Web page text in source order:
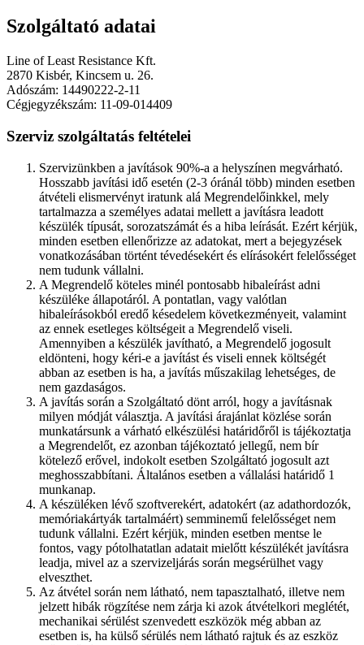
Szolgáltató adatai
Line of Least Resistance Kft.
2870 Kisbér, Kincsem u. 26.
Adószám: 14490222-2-11
Cégjegyzékszám: 11-09-014409
Szerviz szolgáltatás feltételei
Szervizünkben a javítások 90%-a a helyszínen megvárható.
Hosszabb javítási idő esetén (2-3 óránál több) minden esetben
átvételi elismervényt iratunk alá Megrendelőinkkel, mely
tartalmazza a személyes adatai mellett a javításra leadott
készülék típusát, sorozatszámát és a hiba leírását. Ezért kérjük,
minden esetben ellenőrizze az adatokat, mert a bejegyzések
vonatkozásában történt tévedésekért és elírásokért felelősséget
nem tudunk vállalni.
A Megrendelő köteles minél pontosabb hibaleírást adni
készüléke állapotáról. A pontatlan, vagy valótlan
hibaleírásokból eredő késedelem következményeit, valamint
az ennek esetleges költségeit a Megrendelő viseli.
Amennyiben a készülék javítható, a Megrendelő jogosult
eldönteni, hogy kéri-e a javítást és viseli ennek költségét
abban az esetben is ha, a javítás műszakilag lehetséges, de
nem gazdaságos.
A javítás során a Szolgáltató dönt arról, hogy a javításnak
milyen módját választja. A javítási árajánlat közlése során
munkatársunk a várható elkészülési határidőről is tájékoztatja
a Megrendelőt, ez azonban tájékoztató jellegű, nem bír
kötelező erővel, indokolt esetben Szolgáltató jogosult azt
meghosszabbítani. Általános esetben a vállalási határidő 1
munkanap.
A készüléken lévő szoftverekért, adatokért (az adathordozók,
memóriakártyák tartalmáért) semminemű felelősséget nem
tudunk vállalni. Ezért kérjük, minden esetben mentse le
fontos, vagy pótolhatatlan adatait mielőtt készülékét javításra
leadja, mivel az a szervizeljárás során megsérülhet vagy
elveszthet.
Az átvétel során nem látható, nem tapasztalható, illetve nem
jelzett hibák rögzítése nem zárja ki azok átvételkori meglétét,
mechanikai sérülést szenvedett eszközök még abban az
esetben is, ha külső sérülés nem látható rajtuk és az eszköz